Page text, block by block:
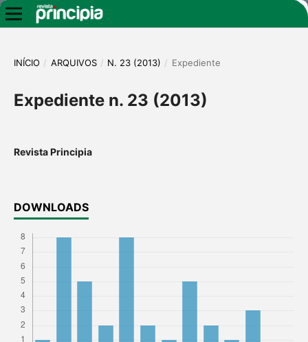
INÍCIO / ARQUIVOS / N. 23 (2013) / Expediente
Expediente n. 23 (2013)
Revista Principia
DOWNLOADS